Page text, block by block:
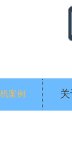
案例